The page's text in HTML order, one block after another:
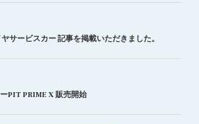
サービスカー 記事を掲載いただきました。
PIT PRIME X 販売開始